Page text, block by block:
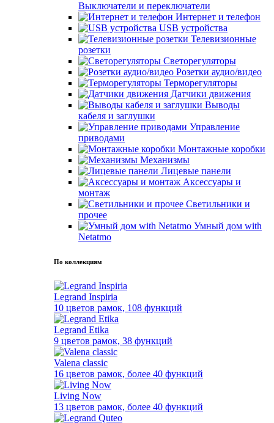
Выключатели и переключатели
Интернет и телефон
USB устройства
Телевизионные
розетки
Светорегуляторы
Розетки аудио/видео
Терморегуляторы
Датчики движения
Выводы
кабеля и заглушки
Управление
приводами
Монтажные коробки
Механизмы
Лицевые панели
Аксессуары и
монтаж
Светильники и
прочее
Умный дом with
Netatmo
По коллекциям
Legrand Inspiria
10 цветов рамок, 108 функций
Legrand Etika
9 цветов рамок, 38 функций
Valena classic
16 цветов рамок, более 40 функций
Living Now
13 цветов рамок, более 40 функций